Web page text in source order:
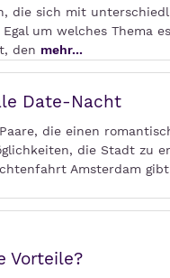
die sich mit
um welches Thema
den mehr...
Date-Nacht
die einen
die Stadt zu
Amsterdam
Vorteile?